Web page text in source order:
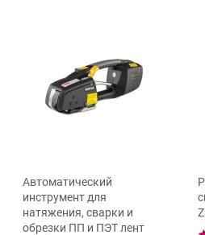
Автоматический
инструмент для
натяжения, сварки и
обрезки ПП и ПЭТ лент